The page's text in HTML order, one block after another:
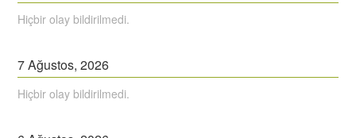
Hiçbir olay bildirilmedi.
7Ağustos,2026
Hiçbir olay bildirilmedi.